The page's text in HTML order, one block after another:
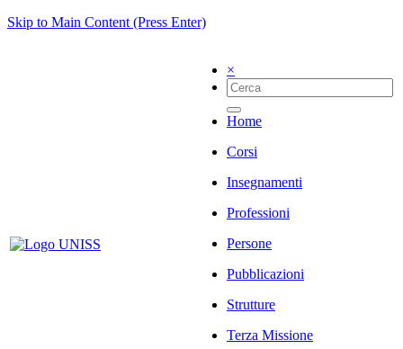
Skip to Main Content (Press Enter)
×
Home
Corsi
Insegnamenti
Professioni
Persone
Pubblicazioni
Strutture
Terza Missione